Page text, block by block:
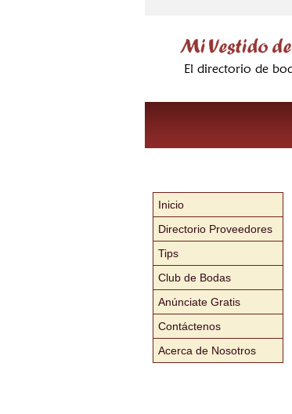
Inicio
Directorio Proveedores
Tips
Club de Bodas
Anúnciate Gratis
Contáctenos
Acerca de Nosotros